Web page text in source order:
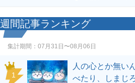
週間記事ランキング
集計期間： 07月31日〜08月06日
1
人の心とか無い
べたり、しまじ